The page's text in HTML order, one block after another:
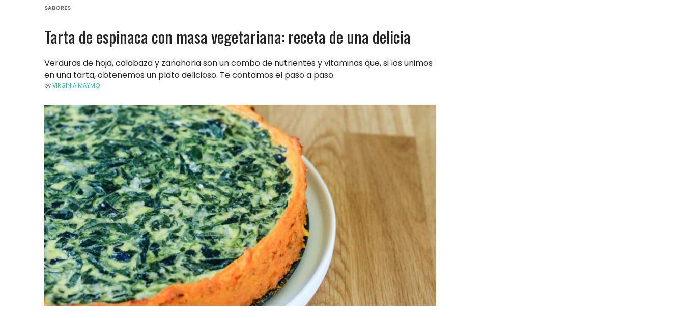
SABORES
Tarta de espinaca con masa vegetariana: receta de una delicia
Verduras de hoja, calabaza y zanahoria son un combo de nutrientes y vitaminas que, si los unimos
en una tarta, obtenemos un plato delicioso. Te contamos el paso a paso.
byVIRGINIA MAYMO